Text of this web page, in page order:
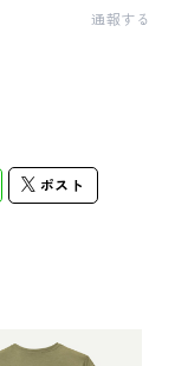
通報する
ポスト